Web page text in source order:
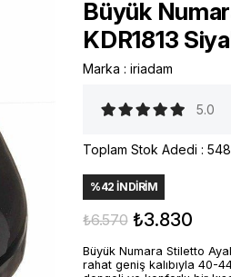
Büyük
KDR1813
Marka : iriadam
5.0
Toplam Stok Adedi : 548
%42 İNDIRIM
₺6.570 ₺3.830
Büyük Numara Stiletto
rahat geniş kalıbıyla 40-